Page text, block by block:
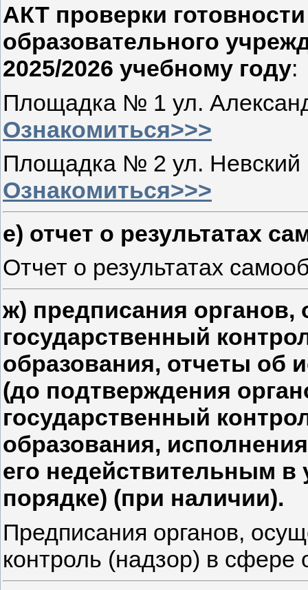
АКТ проверки
образовательного
2025/2026 учебному году:
Площадка № 1 ул.
Ознакомиться>>>
Площадка № 2 ул. Невский
Ознакомиться>>>
е) отчет о результатах
Отчет о результатах
ж) предписания
государственный
образования, отчеты об
(до подтверждения
государственный
образования,
его недействительным в
порядке) (при наличии).
Предписания органов,
контроль (надзор) в